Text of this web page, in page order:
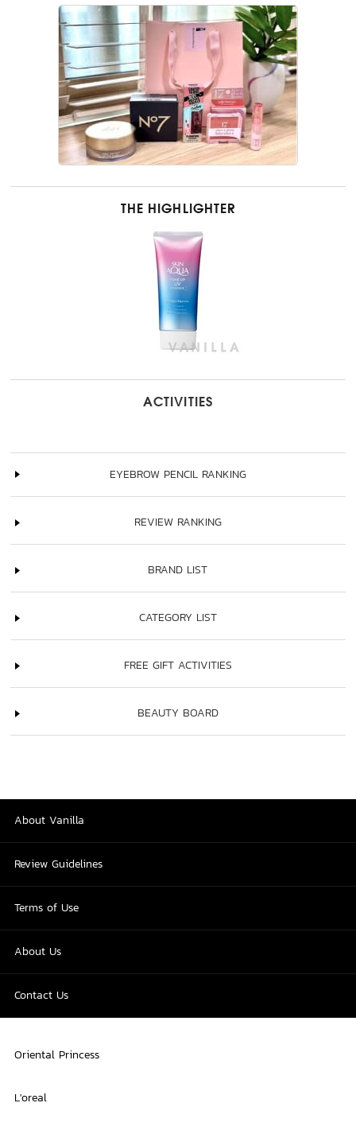
THE HIGHLIGHTER
ACTIVITIES
EYEBROW PENCIL RANKING
REVIEW RANKING
BRAND LIST
CATEGORY LIST
FREE GIFT ACTIVITIES
BEAUTY BOARD
About Vanilla
Review Guidelines
Terms of Use
About Us
Contact Us
Oriental Princess
L'oreal